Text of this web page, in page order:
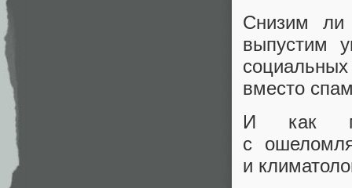
Снизим ли
выпустим
вместо
И как
с
и